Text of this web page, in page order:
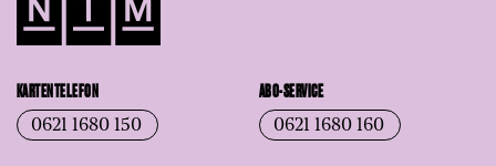
KARTENTELEFON
0621 1680 150
ABO-SERVICE
0621 1680 160